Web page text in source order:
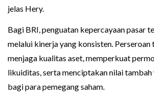
jelas Hery.
Bagi BRI, penguatan kepercayaan pasar
melalui kinerja yang konsisten. Perseroan
menjaga kualitas aset, memperkuat
likuiditas, serta menciptakan nilai
bagi para pemegang saham.